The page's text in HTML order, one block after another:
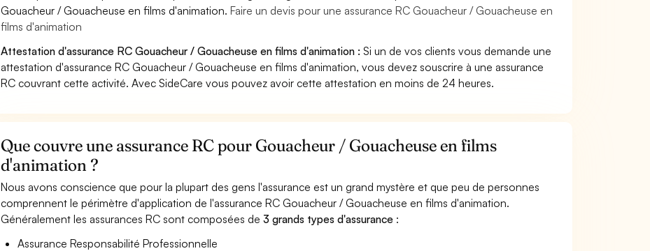
Gouacheur / Gouacheuse en films d'animation.Faire un devis pour une assurance RC Gouacheur / Gouacheuse en
films d'animation
Attestation d'assurance RC Gouacheur / Gouacheuse en films d'animation : Si un de vos clients vous demande une
attestation d'assurance RC Gouacheur / Gouacheuse en films d'animation, vous devez souscrire à une assurance
RC couvrant cette activité. Avec SideCare vous pouvez avoir cette attestation en moins de 24 heures.
Que couvre une assurance RC pour Gouacheur / Gouacheuse en films
d'animation ?
Nous avons conscience que pour la plupart des gens l'assurance est un grand mystère et que peu de personnes
comprennent le périmètre d'application de l'assurance RC Gouacheur / Gouacheuse en films d'animation.
Généralement les assurances RC sont composées de3 grands types d'assurance :
Assurance Responsabilité Professionnelle